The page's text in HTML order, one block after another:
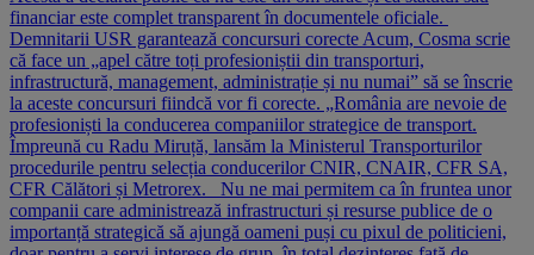
financiar este complet transparent în documentele oficiale.
Demnitarii USR garantează concursuri corecte Acum, Cosma scrie
că face un „apel către toți profesioniștii din transporturi,
infrastructură, management, administrație și nu numai” să se înscrie
la aceste concursuri fiindcă vor fi corecte. „România are nevoie de
profesioniști la conducerea companiilor strategice de transport.
Împreună cu Radu Miruță, lansăm la Ministerul Transporturilor
procedurile pentru selecția conducerilor CNIR, CNAIR, CFR SA,
CFR Călători și Metrorex. Nu ne mai permitem ca în fruntea unor
companii care administrează infrastructuri și resurse publice de o
importanță strategică să ajungă oameni puși cu pixul de politicieni,